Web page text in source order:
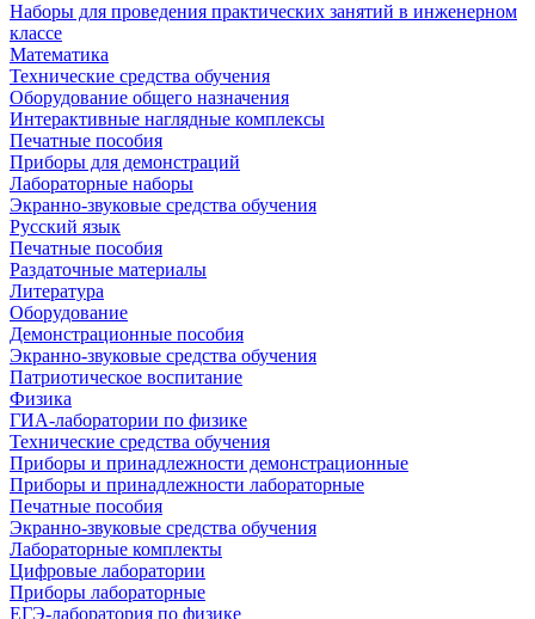
Наборы для проведения практических занятий в инженерном
классе
Математика
Технические средства обучения
Оборудование общего назначения
Интерактивные наглядные комплексы
Печатные пособия
Приборы для демонстраций
Лабораторные наборы
Экранно-звуковые средства обучения
Русский язык
Печатные пособия
Раздаточные материалы
Литература
Оборудование
Демонстрационные пособия
Экранно-звуковые средства обучения
Патриотическое воспитание
Физика
ГИА-лаборатории по физике
Технические средства обучения
Приборы и принадлежности демонстрационные
Приборы и принадлежности лабораторные
Печатные пособия
Экранно-звуковые средства обучения
Лабораторные комплекты
Цифровые лаборатории
Приборы лабораторные
ЕГЭ-лаборатория по физике